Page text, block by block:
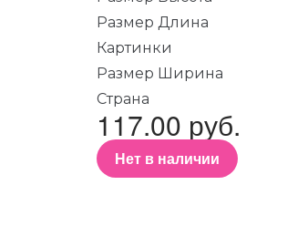
Размер Длина
Картинки
Размер Ширина
Страна
117.00 руб.
Нет в наличии